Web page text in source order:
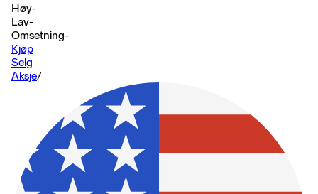
Høy-
Lav-
Omsetning-
Kjøp
Selg
Aksje/